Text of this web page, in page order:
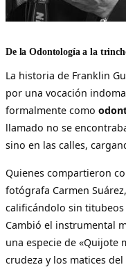
De la Odontología a la
La historia de Franklin
por una vocación
formalmente como
llamado no se
sino en las calles,
Quienes compartieron
fotógrafa Carmen
calificándolo sin titubeos
Cambió el instrumental
una especie de «Quijote
crudeza y los matices